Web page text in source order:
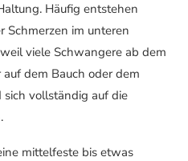
Häufig entstehen
Schmerzen im unteren
viele Schwangere ab dem
dem Bauch oder dem
vollständig auf die
mittelfeste bis etwas